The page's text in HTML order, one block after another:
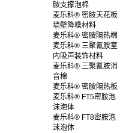
胺支撑泡棉
麦乐科® 密胺天花板
墙壁降噪材料
麦乐科® 密胺隔热棉
麦乐科® 三聚氰胺室
内吸声装饰材料
麦乐科® 三聚氰胺消
音棉
麦乐科® 密胺隔热板
麦乐科® FT5密胺泡
沫泡体
麦乐科® FT8密胺泡
沫泡体